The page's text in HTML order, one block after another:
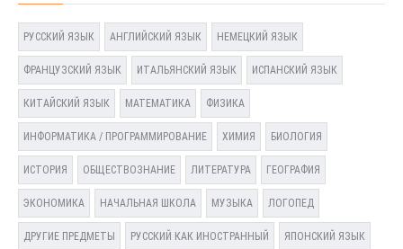
РУССКИЙ ЯЗЫК АНГЛИЙСКИЙ ЯЗЫК НЕМЕЦКИЙ ЯЗЫК
ФРАНЦУЗСКИЙ ЯЗЫК ИТАЛЬЯНСКИЙ ЯЗЫК ИСПАНСКИЙ ЯЗЫК
КИТАЙСКИЙ ЯЗЫК МАТЕМАТИКА ФИЗИКА
ИНФОРМАТИКА / ПРОГРАММИРОВАНИЕ ХИМИЯ БИОЛОГИЯ
ИСТОРИЯ ОБЩЕСТВОЗНАНИЕ ЛИТЕРАТУРА ГЕОГРАФИЯ
ЭКОНОМИКА НАЧАЛЬНАЯ ШКОЛА МУЗЫКА ЛОГОПЕД
ДРУГИЕ ПРЕДМЕТЫ РУССКИЙ КАК ИНОСТРАННЫЙ ЯПОНСКИЙ ЯЗЫК